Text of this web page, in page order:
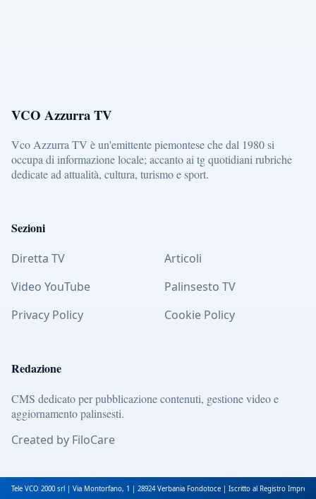
VCO Azzurra TV
Vco Azzurra TV è un'emittente piemontese che dal 1980 si
occupa di informazione locale; accanto ai tg quotidiani rubriche
dedicate ad attualità, cultura, turismo e sport.
Sezioni
Diretta TV
Articoli
Video YouTube
Palinsesto TV
Privacy Policy
Cookie Policy
Redazione
CMS dedicato per pubblicazione contenuti, gestione video e
aggiornamento palinsesti.
Created by FiloCare
Tele VCO 2000 srl | Via Montorfano, 1 | 28924 Verbania Fondotoce | Iscritto al Registro Imprese